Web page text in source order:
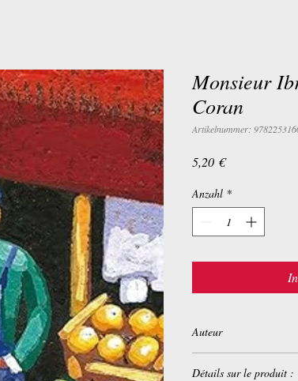
Monsieur
Coran
Artikelnummer:
5,20 €Preis
Anzahl *
Auteur
Détails sur le produit :